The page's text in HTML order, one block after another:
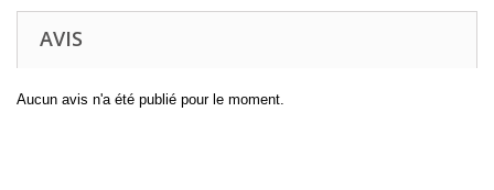
AVIS
Aucun avis n'a été publié pour le moment.